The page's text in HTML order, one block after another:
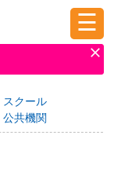
☰
スクール
公共機関